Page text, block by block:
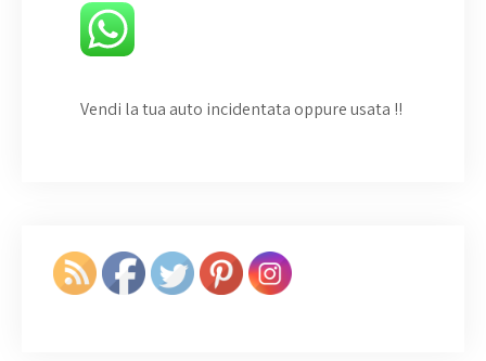
Vendi la tua auto incidentata oppure usata !!